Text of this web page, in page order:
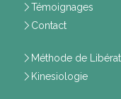
Témoignages
Contact
Méthode de
Kinesiologie